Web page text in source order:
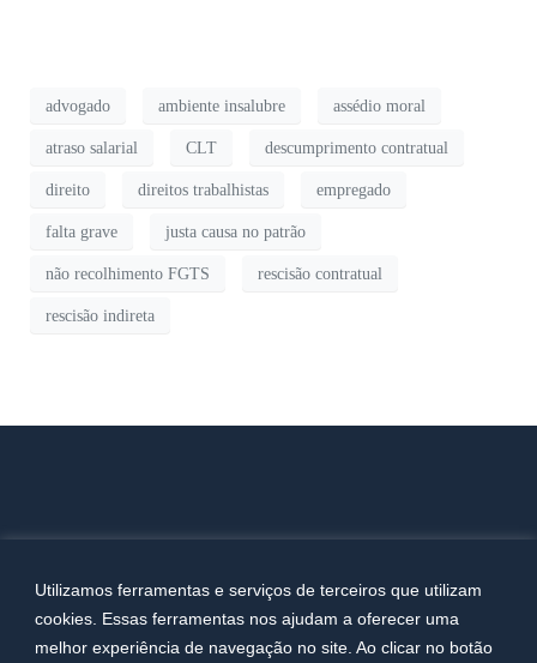
Utilizamos ferramentas e serviços de terceiros que utilizam
cookies. Essas ferramentas nos ajudam a oferecer uma
melhor experiência de navegação no site. Ao clicar no botão
advogado ambiente insalubre assédio moral
atraso salarial CLT descumprimento contratual
direito direitos trabalhistas empregado
falta grave justa causa no patrão
não recolhimento FGTS rescisão contratual
rescisão indireta